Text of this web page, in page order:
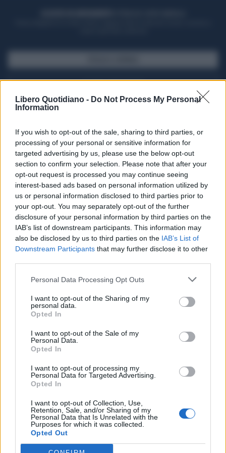
Libero Quotidiano - Do Not Process My Personal
Information
If you wish to opt-out of the sale, sharing to third parties, or
processing of your personal or sensitive information for
targeted advertising by us, please use the below opt-out
section to confirm your selection. Please note that after your
opt-out request is processed you may continue seeing
interest-based ads based on personal information utilized by
us or personal information disclosed to third parties prior to
your opt-out. You may separately opt-out of the further
disclosure of your personal information by third parties on the
IAB’s list of downstream participants. This information may
also be disclosed by us to third parties on the IAB’s List of
Downstream Participants that may further disclose it to other
Personal Data Processing Opt Outs
I want to opt-out of the Sharing of my
personal data.
Opted In
I want to opt-out of the Sale of my
Personal Data.
Opted In
I want to opt-out of processing my
Personal Data for Targeted Advertising.
Opted In
I want to opt-out of Collection, Use,
Retention, Sale, and/or Sharing of my
Personal Data that Is Unrelated with the
Purposes for which it was collected.
Opted Out
Seguici su Google Discover
Segui Libero Quotidiano su Google Discover
Scegli Libero Quotidiano come fonte preferita
SPETTACOLI
SCIENZA E TECH
Libero ShoppingContattiPubblicitàCookie policy
Condizioni generali